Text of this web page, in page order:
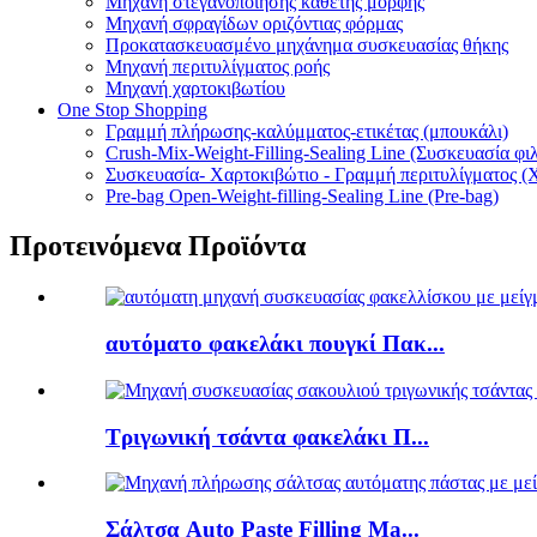
Μηχανή σφραγίδων οριζόντιας φόρμας
Προκατασκευασμένο μηχάνημα συσκευασίας θήκης
Μηχανή περιτυλίγματος ροής
Μηχανή χαρτοκιβωτίου
One Stop Shopping
Γραμμή πλήρωσης-καλύμματος-ετικέτας (μπουκάλι)
Crush-Mix-Weight-Filling-Sealing Line (Συσκευασία
Συσκευασία- Χαρτοκιβώτιο - Γραμμή περιτυλίγματος
Pre-bag Open-Weight-filling-Sealing Line (Pre-bag)
Προτεινόμενα Προϊόντα
αυτόματο φακελάκι πουγκί Πακ...
Τριγωνική τσάντα φακελάκι Π...
Σάλτσα Auto Paste Filling Ma...